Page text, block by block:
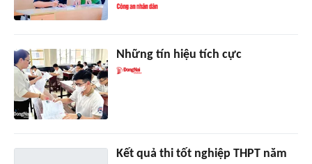
Những tín hiệu tích cực
Kết quả thi tốt nghiệp THPT năm